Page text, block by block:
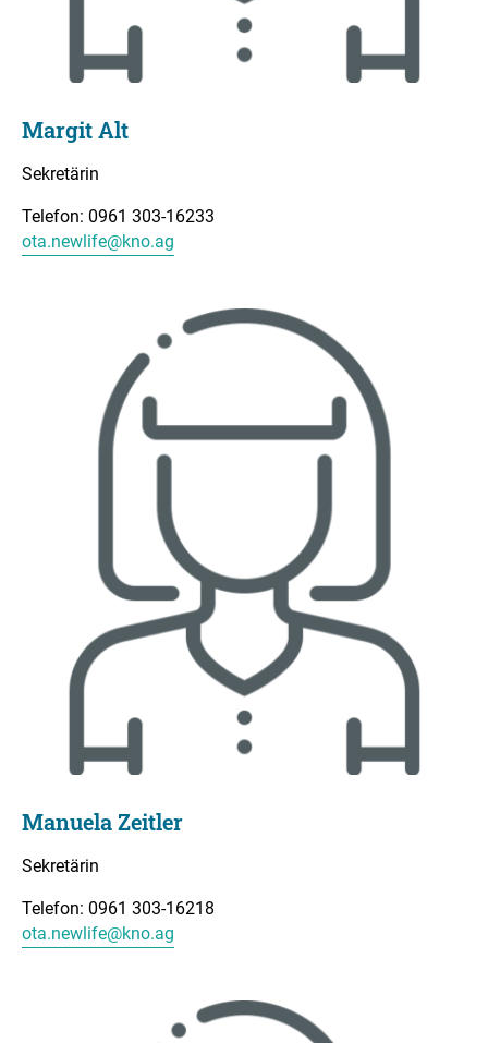
Margit Alt
Sekretärin
Telefon: 0961 303-16233
ota.newlife@kno.ag
Manuela Zeitler
Sekretärin
Telefon: 0961 303-16218
ota.newlife@kno.ag